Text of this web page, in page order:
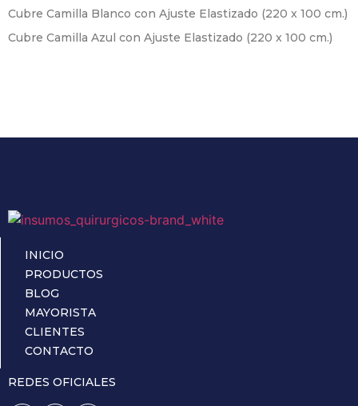
Cubre Camilla Blanco con Ajuste Elastizado (220 x 100 cm.)
Cubre Camilla Azul con Ajuste Elastizado (220 x 100 cm.)
INICIO
PRODUCTOS
BLOG
MAYORISTA
CLIENTES
CONTACTO
REDES OFICIALES